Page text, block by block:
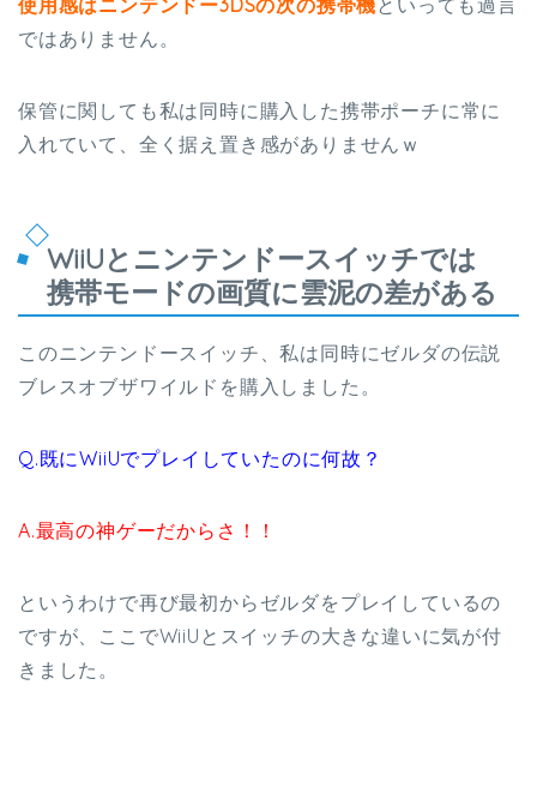
使用感はニンテンドー3DSの次の携帯機 といっても過言
ではありません。
保管に関しても私は同時に購入した携帯ポーチに常に
入れていて、全く据え置き感がありませんｗ
WiiUとニンテンドースイッチでは
携帯モードの画質に雲泥の差がある
このニンテンドースイッチ、私は同時にゼルダの伝説
ブレスオブザワイルドを購入しました。
Q.既にWiiUでプレイしていたのに何故？
A.最高の神ゲーだからさ！！
というわけで再び最初からゼルダをプレイしているの
ですが、ここでWiiUとスイッチの大きな違いに気が付
きました。